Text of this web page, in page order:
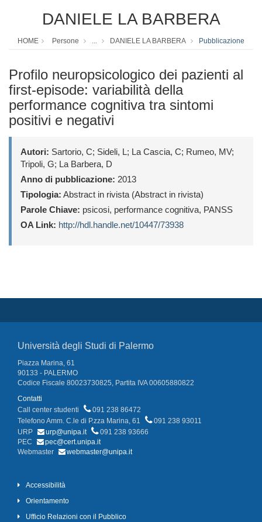
DANIELE LA BARBERA
HOME Persone ... DANIELE LA BARBERA Pubblicazione
Profilo neuropsicologico dei pazienti al
first-episode: variabilità della
performance cognitiva tra sintomi
positivi e negativi
Autori: Sartorio, C; Sideli, L; La Cascia, C; Rumeo, MV;
Tripoli, G; La Barbera, D
Anno di pubblicazione: 2013
Tipologia: Abstract in rivista (Abstract in rivista)
Parole Chiave: psicosi, performance cognitiva, PANSS
OA Link: http://hdl.handle.net/10447/73938
Università degli Studi di Palermo
Piazza Marina, 61
90133 - PALERMO
Codice Fiscale 80023730825, Partita IVA 00605880822
Contatti
Call center studenti
091 238 86472
Telefono Amm. C.le di P.zza Marina, 61
091 238 93011
URP
urp@unipa.it
091 238 93666
PEC
pec@cert.unipa.it
Webmaster
webmaster@unipa.it
Accessibilità
Orientamento
Ufficio Relazioni con il Pubblico